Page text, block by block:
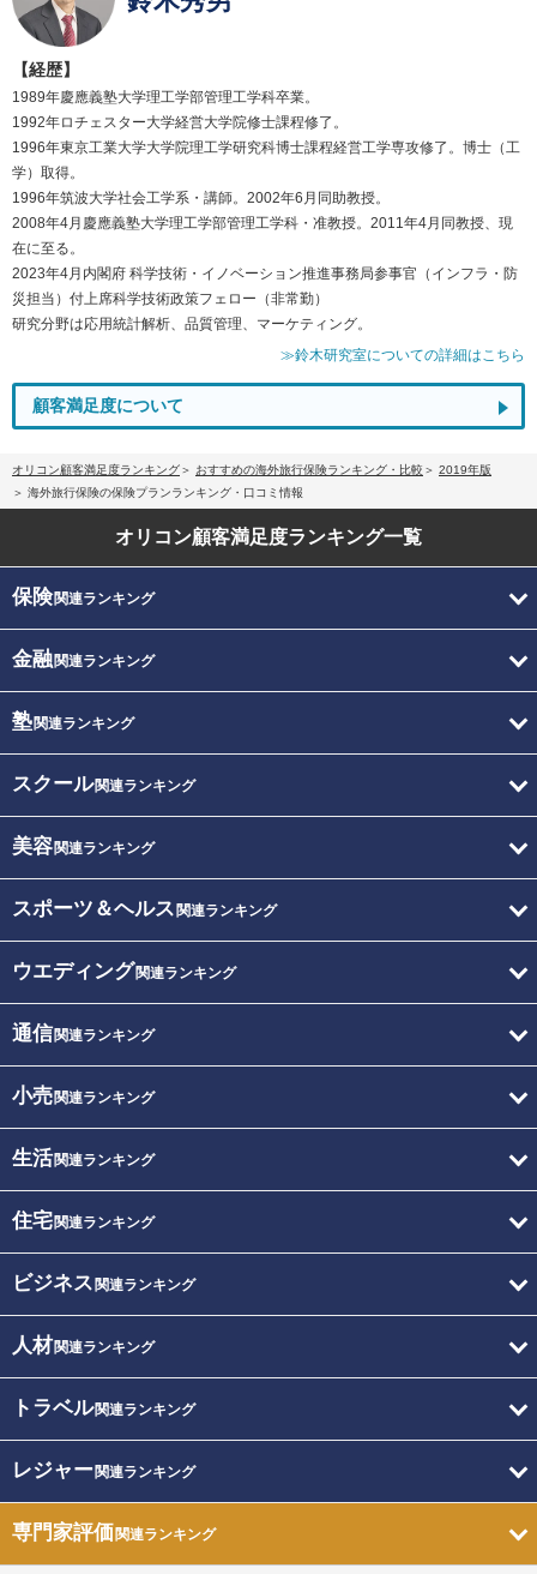
【経歴】
1989年慶應義塾大学理工学部管理工学科卒業。
1992年ロチェスター大学経営大学院修士課程修了。
1996年東京工業大学大学院理工学研究科博士課程経営工学専攻修了。博士（工
学）取得。
1996年筑波大学社会工学系・講師。2002年6月同助教授。
2008年4月慶應義塾大学理工学部管理工学科・准教授。2011年4月同教授、現
在に至る。
2023年4月内閣府 科学技術・イノベーション推進事務局参事官（インフラ・防
災担当）付上席科学技術政策フェロー（非常勤）
研究分野は応用統計解析、品質管理、マーケティング。
≫鈴木研究室についての詳細はこちら
顧客満足度について
オリコン顧客満足度ランキング おすすめの海外旅行保険ランキング・比較
2019年版
海外旅行保険の保険プランランキング・口コミ情報
オリコン顧客満足度ランキング一覧
保険関連ランキング
金融関連ランキング
塾関連ランキング
スクール関連ランキング
美容関連ランキング
スポーツ＆ヘルス 関連ランキング
ウエディング関連ランキング
通信関連ランキング
小売関連ランキング
生活関連ランキング
住宅関連ランキング
ビジネス 関連ランキング
人材関連ランキング
トラベル関連ランキング
レジャー関連ランキング
専門家評価関連ランキング